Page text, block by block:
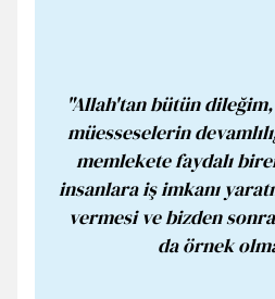
"Allah'tan bütün
müesseselerin
memlekete faydalı
insanlara iş imkanı
vermesi ve bizden
da örnek